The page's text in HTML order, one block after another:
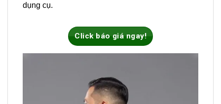
dụng cụ.
Click báo giá ngay!